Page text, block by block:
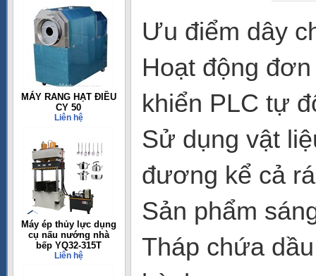
MÁY RANG HẠT ĐIỀU
CY 50
Liên hệ
Máy ép thủy lực dụng
cụ nấu nướng nhà
bếp YQ32-315T
Liên hệ
Ưu điểm dây
Hoạt động
khiển PLC tự
Sử dụng vật
đương kể cả
Sản phẩm
Tháp chứa